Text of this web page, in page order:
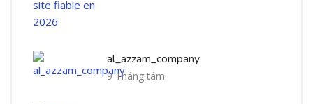
al_azzam_company
9 Tháng tám